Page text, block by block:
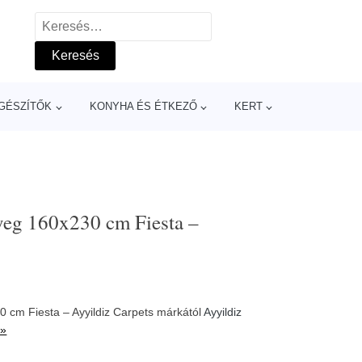
Keresés:
KONYHA ÉS ÉTKEZŐ KERT
160x230 cm Fiesta –
cm Fiesta – Ayyildiz Carpets márkátólAyyildiz